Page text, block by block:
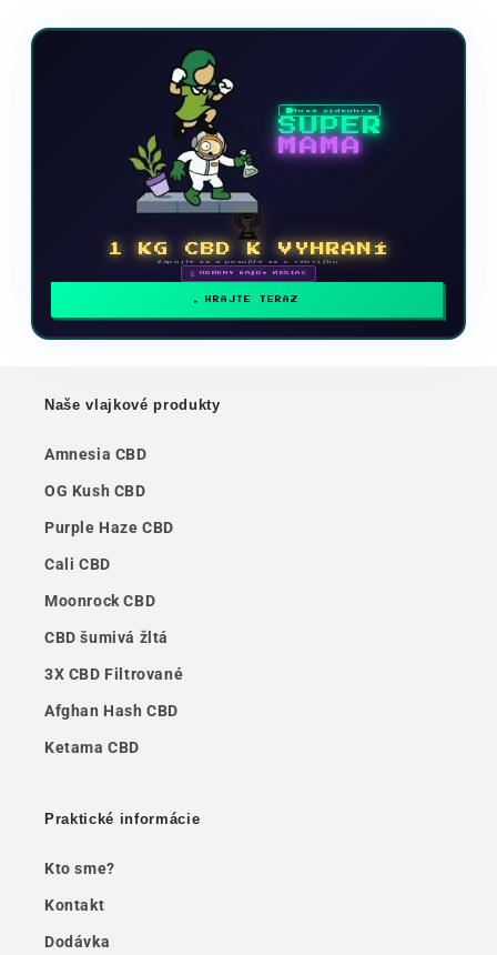
Nová videohra
SUPER
MAMA
🏆
1 KG CBD K VYHRANÍ
Zapojte sa a posuňte sa v rebríčku
🗓 ODMENY KAŽDÝ MESIAC
HRAJTE TERAZ
Naše vlajkové produkty
Amnesia CBD
OG Kush CBD
Purple Haze CBD
Cali CBD
Moonrock CBD
CBD šumivá žltá
3X CBD Filtrované
Afghan Hash CBD
Ketama CBD
Praktické informácie
Kto sme?
Kontakt
Dodávka